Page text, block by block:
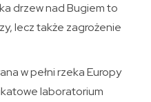
drzew nad Bugiem to
lecz także zagrożenie
w pełni rzeka Europy
laboratorium